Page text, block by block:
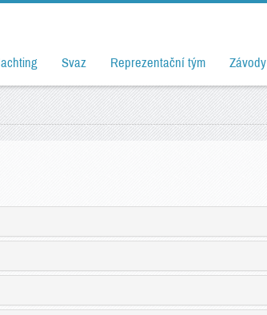
Svaz Reprezentační tým Závody